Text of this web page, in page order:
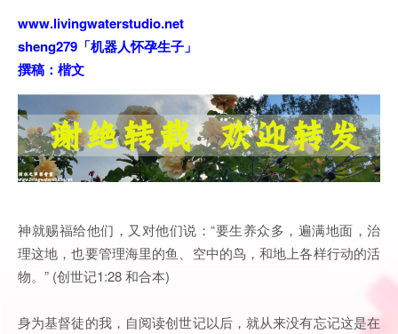
www.livingwaterstudio.net
sheng279「机器人怀孕生子」
撰稿：楷文
神就赐福给他们，又对他们说：“要生养众多，遍满地面，治
理这地，也要管理海里的鱼、空中的鸟，和地上各样行动的活
物。” (创世记1:28 和合本)
身为基督徒的我，自阅读创世记以后，就从来没有忘记这是在